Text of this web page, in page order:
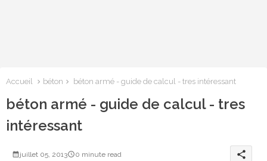
Accueil béton béton armé - guide de calcul - tres intéressant
béton armé - guide de calcul - tres
intéressant
juillet 05, 2013 0 minute read share